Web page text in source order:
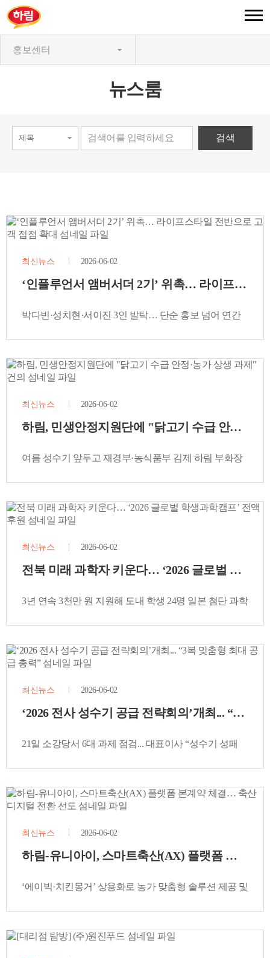
홍보센터
뉴스룸
최신뉴스 2026-06-02
‘인플루언서 앰버서더 2기’ 위촉… 라이프스타
박다빈·성치현·서이진 3인 발탁… 단순 홍보 넘어 연간
최신뉴스 2026-06-02
하림, 민생안정지원단에 "닭고기 수급 안정·농
여름 성수기 앞두고 재경부·농식품부 김제 하림 부화장
최신뉴스 2026-06-02
전북 미래 과학자 키운다… ‘2026 글로벌 학생과
3년 연속 3천만 원 지원해 도내 학생 24명 일본 첨단 과학
최신뉴스 2026-06-02
‘2026 전사 성수기 공급 전략회의’개최... “3복
21일 소강당서 6대 과제 점검... 대표이사 “성수기 성패
최신뉴스 2026-06-02
하림-유니아이, 스마트축산(AX) 플랫폼 본계약
‘에이빅·치킨몽거’ 상용화로 농가 맞춤형 솔루션 제공 및